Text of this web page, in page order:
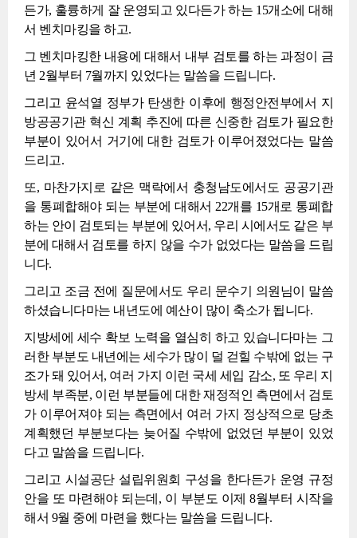
든가, 훌륭하게 잘 운영되고 있다든가 하는 15개소에 대해
서 벤치마킹을 하고.
그 벤치마킹한 내용에 대해서 내부 검토를 하는 과정이 금
년 2월부터 7월까지 있었다는 말씀을 드립니다.
그리고 윤석열 정부가 탄생한 이후에 행정안전부에서 지
방공공기관 혁신 계획 추진에 따른 신중한 검토가 필요한
부분이 있어서 거기에 대한 검토가 이루어졌었다는 말씀
드리고.
또, 마찬가지로 같은 맥락에서 충청남도에서도 공공기관
을 통폐합해야 되는 부분에 대해서 22개를 15개로 통폐합
하는 안이 검토되는 부분에 있어서, 우리 시에서도 같은 부
분에 대해서 검토를 하지 않을 수가 없었다는 말씀을 드립
니다.
그리고 조금 전에 질문에서도 우리 문수기 의원님이 말씀
하셨습니다마는 내년도에 예산이 많이 축소가 됩니다.
지방세에 세수 확보 노력을 열심히 하고 있습니다마는 그
러한 부분도 내년에는 세수가 많이 덜 걷힐 수밖에 없는 구
조가 돼 있어서, 여러 가지 이런 국세 세입 감소, 또 우리 지
방세 부족분, 이런 부분들에 대한 재정적인 측면에서 검토
가 이루어져야 되는 측면에서 여러 가지 정상적으로 당초
계획했던 부분보다는 늦어질 수밖에 없었던 부분이 있었
다고 말씀을 드립니다.
그리고 시설공단 설립위원회 구성을 한다든가 운영 규정
안을 또 마련해야 되는데, 이 부분도 이제 8월부터 시작을
해서 9월 중에 마련을 했다는 말씀을 드립니다.